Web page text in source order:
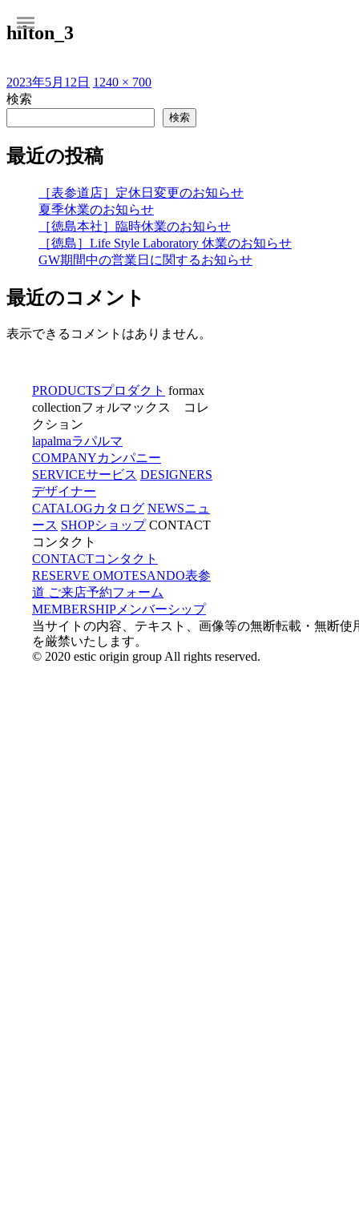
hilton_3
投
稿
2023年5月12日 フ
イ
ズ
1240 × 700
検索
検索
最近の投稿
［表参道店］定休日変更のお知らせ
夏季休業のお知らせ
［徳島本社］臨時休業のお知らせ
［徳島］Life Style Laboratory 休業のお知らせ
GW期間中の営業日に関するお知らせ
最近のコメント
表示できるコメントはありません。
PRODUCTSプロダクト formax
collectionフォルマックス コレ
クション
lapalmaラパルマ
COMPANYカンパニー
SERVICEサービス DESIGNERS
デザイナー
CATALOGカタログ NEWSニュ
ース SHOPショップ CONTACT
コンタクト
CONTACTコンタクト
RESERVE OMOTESANDO表参
道 ご来店予約フォーム
MEMBERSHIPメンバーシップ
当サイトの内容、テキスト、画像等の無断転載・無断
を厳禁いたします。
© 2020 estic origin group All rights reserved.